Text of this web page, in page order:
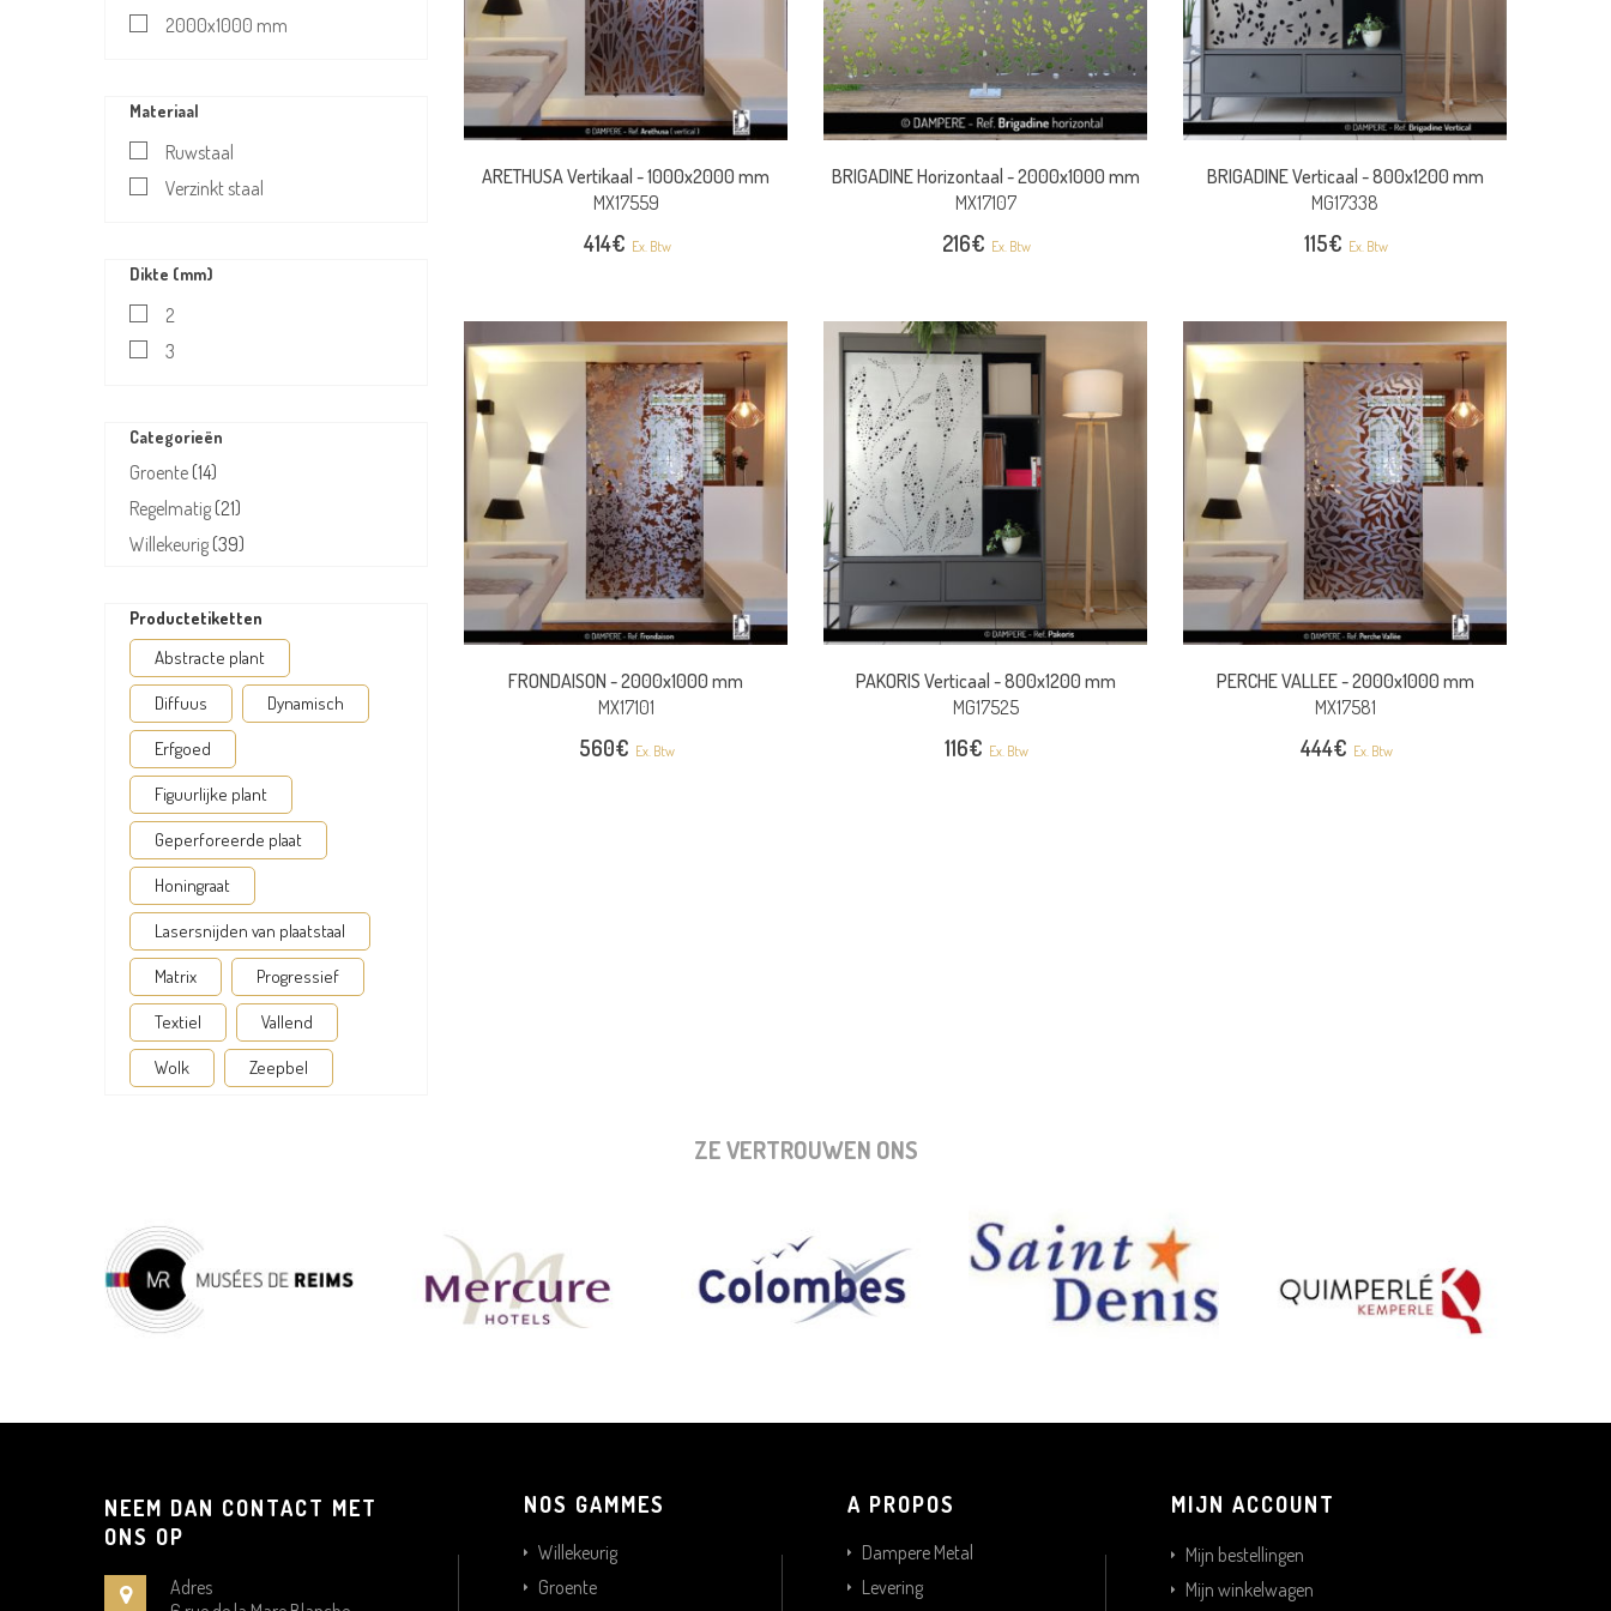
2000x1000 mm
Materiaal
Ruwstaal
Verzinkt staal
Dikte (mm)
2
3
Categorieën
Groente (14)
Regelmatig (21)
Willekeurig (39)
Productetiketten
Abstracte plant
Diffuus
Dynamisch
Erfgoed
Figuurlijke plant
Geperforeerde plaat
Honingraat
Lasersnijden van plaatstaal
Matrix
Progressief
Textiel
Vallend
Wolk
Zeepbel
ARETHUSA Vertikaal -1000x2000 mm
MX17559
414€ Ex. Btw
BRIGADINE Horizontaal -2000x1000 mm
MX17107
216€ Ex. Btw
BRIGADINE Verticaal -800x1200 mm
MG17338
115€ Ex. Btw
FRONDAISON -2000x1000 mm
MX17101
560€ Ex. Btw
PAKORIS Verticaal -800x1200 mm
MG17525
116€ Ex. Btw
PERCHE VALLEE -2000x1000 mm
MX17581
444€ Ex. Btw
ZE VERTROUWEN ONS
NEEM DAN CONTACT MET
ONS OP
Adres
NOS GAMMES
Willekeurig
Groente
A PROPOS
Dampere Metal
Levering
MIJN ACCOUNT
Mijn bestellingen
Mijn winkelwagen